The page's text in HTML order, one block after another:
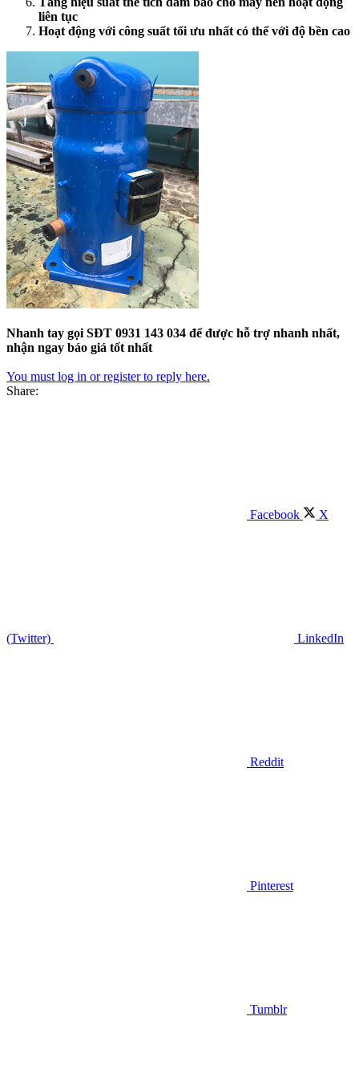
liên tục
Hoạt động với công suất tối ưu nhất có thể với độ bền cao
Nhanh tay gọi SĐT 0931 143 034 để được hỗ trợ nhanh nhất,
nhận ngay báo giá tốt nhất
You must log in or register to reply here.
Share:
Facebook X
(Twitter) LinkedIn
Reddit
Pinterest
Tumblr